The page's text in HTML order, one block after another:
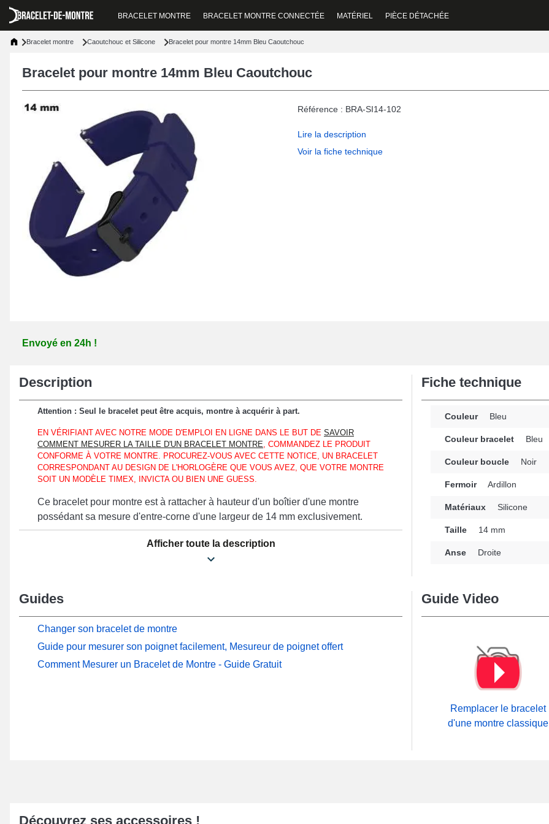
BRACELET MONTRE BRACELET MONTRE CONNECTÉE MATÉRIEL PIÈCE DÉTACHÉE
Bracelet montre Caoutchouc et Silicone Bracelet pour montre 14mm Bleu Caoutchouc
Bracelet pour montre 14mm Bleu Caoutchouc
Référence : BRA-SI14-102
Lire la description
Voir la fiche technique
Envoyé en 24h !
Description
Attention : Seul le bracelet peut être acquis, montre à acquérir à part.
EN VÉRIFIANT AVEC NOTRE MODE D'EMPLOI EN LIGNE DANS LE BUT DE SAVOIR
COMMENT MESURER LA TAILLE D'UN BRACELET MONTRE, COMMANDEZ LE PRODUIT
CONFORME À VOTRE MONTRE. PROCUREZ-VOUS AVEC CETTE NOTICE, UN BRACELET
CORRESPONDANT AU DESIGN DE L'HORLOGÈRE QUE VOUS AVEZ, QUE VOTRE MONTRE
SOIT UN MODÈLE TIMEX, INVICTA OU BIEN UNE GUESS.
Ce bracelet pour montre est à rattacher à hauteur d'un boîtier d'une montre
possédant sa mesure d'entre-corne d'une largeur de 14 mm exclusivement.
Composé de silicone, ce bracelet de montre représente une option idéale
destinée au changement d'un bracelet de montre endommagé ou usagé.
pompes pour montre de 14mm. L'anse droite se situe sur l'extrémité du bracelet
pour montre.
fabriqué à l'aide de silicone. S'installe au niveau d'un boîtier montre avec des
barres montre qu'elle soit une montre mécanique ou une montre analogique.
Afficher toute la description
Fiche technique
Couleur Bleu
Couleur bracelet Bleu
Couleur boucle Noir
Fermoir Ardillon
Matériaux Silicone
Taille 14 mm
Anse Droite
Guides
Changer son bracelet de montre
Guide pour mesurer son poignet facilement, Mesureur de poignet offert
Comment Mesurer un Bracelet de Montre - Guide Gratuit
Guide Video
Remplacer le bracelet
d'une montre classique
Découvrez ses accessoires !